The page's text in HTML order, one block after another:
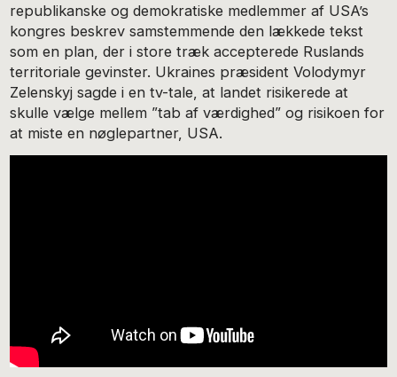
republikanske og demokratiske medlemmer af USA’s
kongres beskrev samstemmende den lækkede tekst
som en plan, der i store træk accepterede Ruslands
territoriale gevinster. Ukraines præsident Volodymyr
Zelenskyj sagde i en tv-tale, at landet risikerede at
skulle vælge mellem ”tab af værdighed” og risikoen for
at miste en nøglepartner, USA.